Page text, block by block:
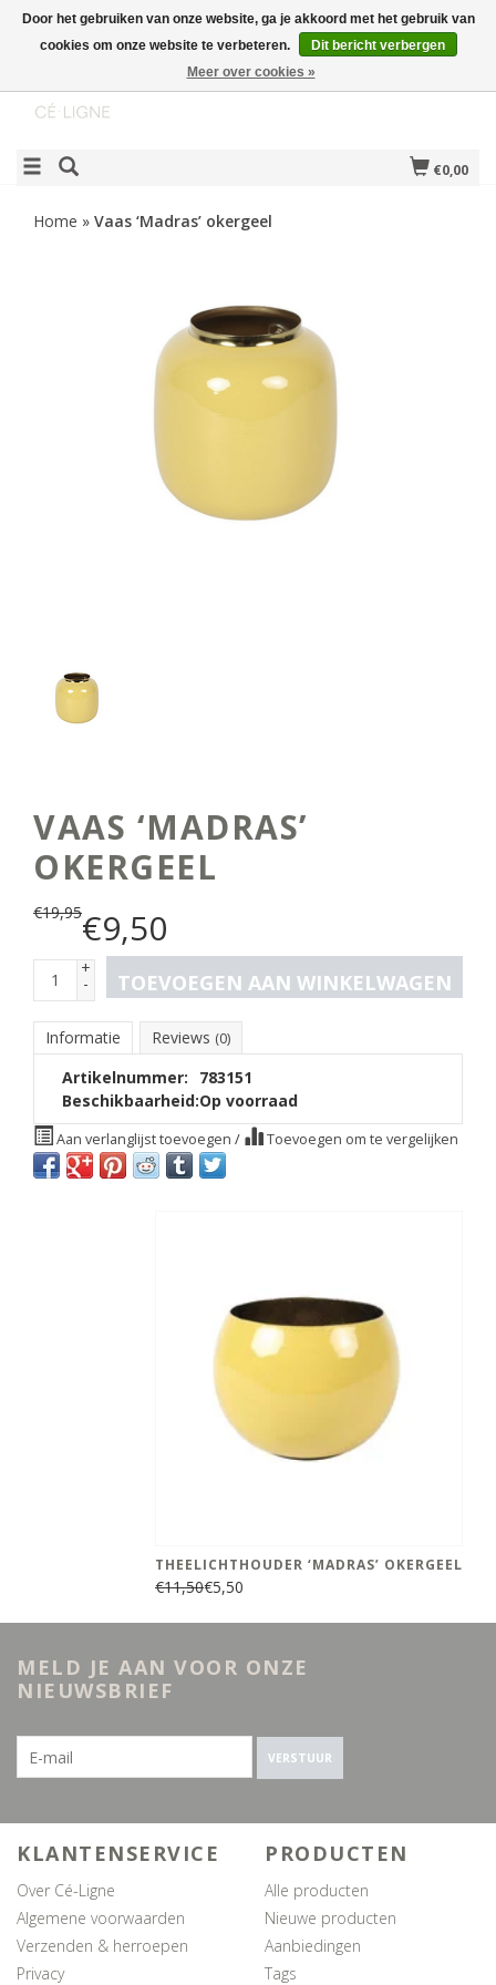
€0,00
Home » Vaas ‘Madras’ okergeel
VAAS ‘MADRAS’
OKERGEEL
€19,95€9,50
+
- TOEVOEGEN AAN WINKELWAGEN
Informatie Reviews (0)
Artikelnummer:
783151
Beschikbaarheid:Op voorraad
Aan verlanglijst toevoegen / Toevoegen om te vergelijken
THEELICHTHOUDER ‘MADRAS’ OKERGEEL
€11,50€5,50
MELD JE AAN VOOR ONZE
NIEUWSBRIEF
VERSTUUR
KLANTENSERVICE
Over Cé-Ligne
Algemene voorwaarden
Verzenden & herroepen
Privacy
PRODUCTEN
Alle producten
Nieuwe producten
Aanbiedingen
Tags
Door het gebruiken van onze website, ga je akkoord met het gebruik van
cookies om onze website te verbeteren.
Dit bericht verbergen
Meer over cookies »